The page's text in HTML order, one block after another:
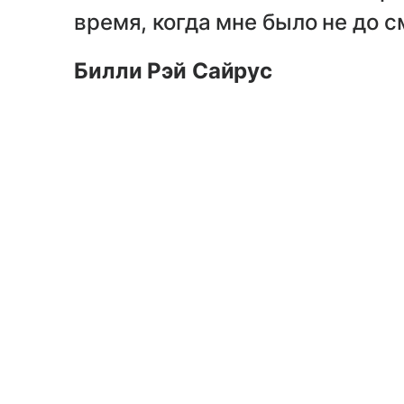
время, когда мне было не до
Билли Рэй Сайрус